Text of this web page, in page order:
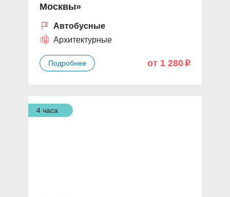
Москвы»
Автобусные
Архитектурные
Подробнее от 1 280 p
4 часа